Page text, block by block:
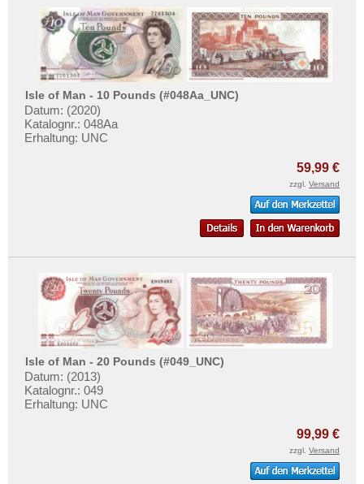
Isle of Man - 10 Pounds (#048Aa_UNC)
Datum: (2020)
Katalognr.: 048Aa
Erhaltung: UNC
59,99 €
zzgl. Versand
Isle of Man - 20 Pounds (#049_UNC)
Datum: (2013)
Katalognr.: 049
Erhaltung: UNC
99,99 €
zzgl. Versand